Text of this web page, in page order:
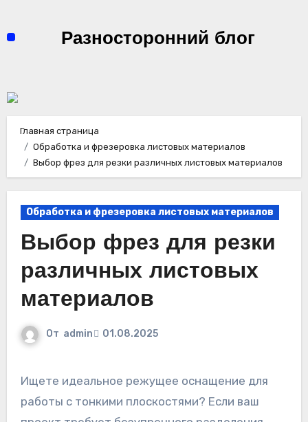
содержимомуРазносторонний блог
Главная страница
Обработка и фрезеровка листовых материалов
Выбор фрез для резки различных листовых материалов
Обработка и фрезеровка листовых материалов
Выбор фрез для резки
различных листовых
материалов
От admin 01.08.2025
Ищете идеальное режущее оснащение для
работы с тонкими плоскостями? Если ваш